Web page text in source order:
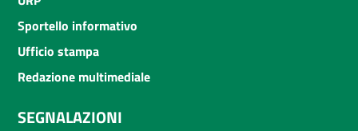
Sportello informativo
Ufficio stampa
Redazione multimediale
SEGNALAZIONI